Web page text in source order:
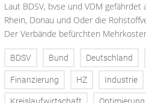
Laut BDSV, bvse und VDM
Rhein, Donau und Oder die
Der Verbände befürchten
BDSV Bund Deutschland
Finanzierung HZ Industrie